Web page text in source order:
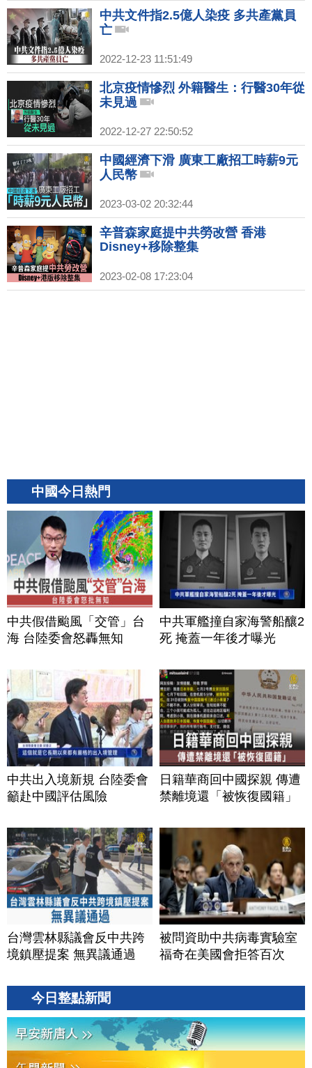
中共文件指2.5億人染疫 多共產黨員
亡
2022-12-23 11:51:49
北京疫情慘烈 外籍醫生：行醫30年從
未見過
2022-12-27 22:50:52
中國經濟下滑 廣東工廠招工時薪9元
人民幣
2023-03-02 20:32:44
辛普森家庭提中共勞改營 香港
Disney+移除整集
2023-02-08 17:23:04
中國今日熱門
中共假借颱風「交管」台
海 台陸委會怒轟無知
中共軍艦撞自家海警船釀2
死 掩蓋一年後才曝光
中共出入境新規 台陸委會
籲赴中國評估風險
日籍華商回中國探親 傳遭
禁離境還「被恢復國籍」
台灣雲林縣議會反中共跨
境鎮壓提案 無異議通過
被問資助中共病毒實驗室
福奇在美國會拒答百次
今日整點新聞